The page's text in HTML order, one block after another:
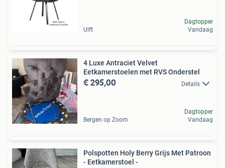
Ulft
Dagtopper
Vandaag
4 Luxe Antraciet Velvet
Eetkamerstoelen met RVS Onderstel
€ 295,00 Details
Bergen op Zoom
Dagtopper
Vandaag
Polspotten Holy Berry Grijs Met Patroon
- Eetkamerstoel -